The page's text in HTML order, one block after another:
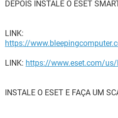
DEPOIS INSTALE O ESET
LINK:
https://
LINK: https://www.eset.com/
INSTALE O ESET E FAÇA UM